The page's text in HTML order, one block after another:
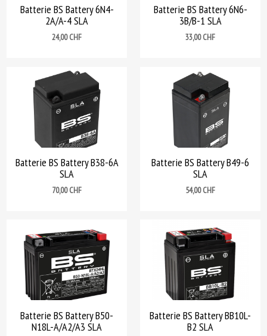
Batterie BS Battery 6N4-
2A/A-4 SLA
Prix
24,00 CHF
Batterie BS Battery 6N6-
3B/B-1 SLA
Prix
33,00 CHF
Batterie BS Battery B38-6A
SLA
Prix
70,00 CHF
Batterie BS Battery B49-6
SLA
Prix
54,00 CHF
Batterie BS Battery B50-
N18L-A/A2/A3 SLA
Batterie BS Battery BB10L-
B2 SLA